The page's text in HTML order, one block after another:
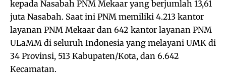
kepada Nasabah PNM Mekaar yang berjumlah 13,61
juta Nasabah. Saat ini PNM memiliki 4.213 kantor
layanan PNM Mekaar dan 642 kantor layanan PNM
ULaMM di seluruh Indonesia yang melayani UMK di
34 Provinsi, 513 Kabupaten/Kota, dan 6.642
Kecamatan.